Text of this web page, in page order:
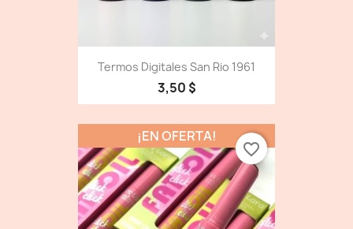
Termos Digitales San Rio 1961
3,50 $
¡EN OFERTA!
favorite_border